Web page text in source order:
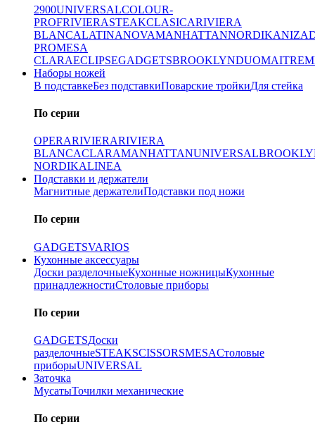
2900UNIVERSALCOLOUR-
PROFRIVIERASTEAKCLASICARIVIERA
BLANCALATINANOVAMANHATTANNORDIKANIZA
PROMESA
CLARAECLIPSEGADGETSBROOKLYNDUOMAITRE
Наборы ножей
В подставкеБез подставкиПоварские тройкиДля стейка
По серии
OPERARIVIERARIVIERA
BLANCACLARAMANHATTANUNIVERSAL
NORDIKALINEA
Подставки и держатели
Магнитные держателиПодставки под ножи
По серии
GADGETSVARIOS
Кухонные аксессуары
Доски разделочныеКухонные ножницыКухонные
принадлежностиСтоловые приборы
По серии
GADGETSДоски
разделочныеSTEAKSCISSORSMESAСтоловые
приборыUNIVERSAL
Заточка
МусатыТочилки механические
По серии